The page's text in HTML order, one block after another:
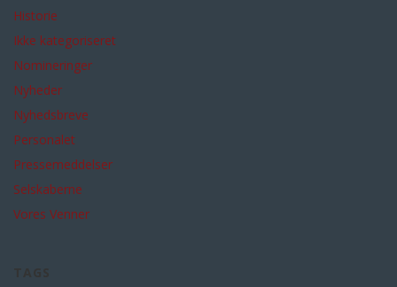
Historie
Ikke kategoriseret
Nomineringer
Nyheder
Nyhedsbreve
Personalet
Pressemeddelser
Selskaberne
Vores Venner